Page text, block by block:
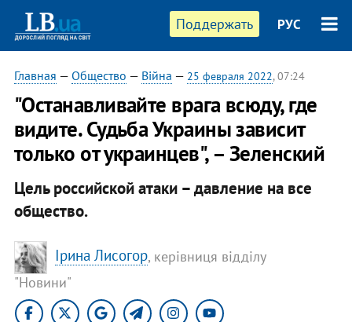
Поддержать РУС
Главная — Общество — Війна — 25 февраля 2022, 07:24
"Останавливайте врага всюду, где
видите. Судьба Украины зависит
только от украинцев", – Зеленский
Цель российской атаки – давление на все
общество.
Ірина Лисогор, керівниця відділу
"Новини"